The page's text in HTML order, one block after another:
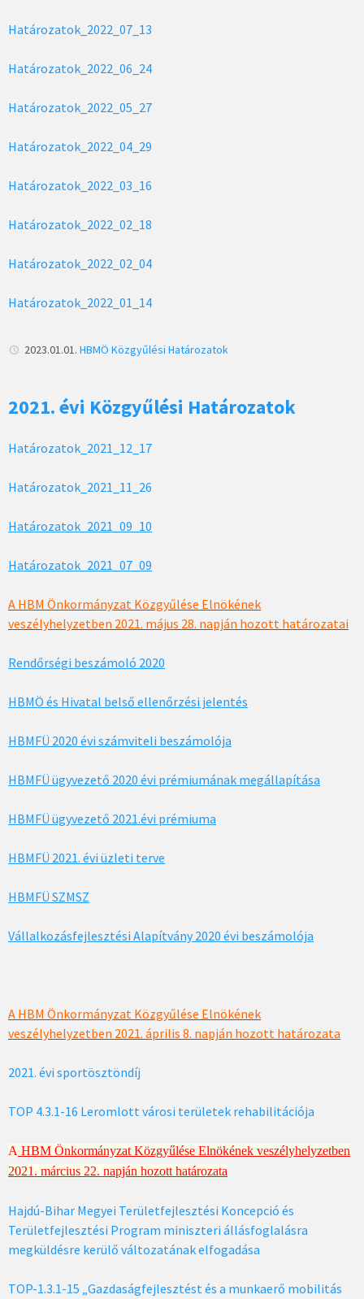
Határozatok_2022_07_13
Határozatok_2022_06_24
Határozatok_2022_05_27
Határozatok_2022_04_29
Határozatok_2022_03_16
Határozatok_2022_02_18
Határozatok_2022_02_04
Határozatok_2022_01_14
2023.01.01. HBMÖ Közgyűlési Határozatok
2021. évi Közgyűlési Határozatok
Határozatok_2021_12_17
Határozatok_2021_11_26
Határozatok_2021_09_10
Határozatok_2021_07_09
A HBM Önkormányzat Közgyűlése Elnökének
veszélyhelyzetben 2021. május 28. napján hozott határozatai
Rendőrségi beszámoló 2020
HBMÖ és Hivatal belső ellenőrzési jelentés
HBMFÜ 2020 évi számviteli beszámolója
HBMFÜ ügyvezető 2020 évi prémiumának megállapítása
HBMFÜ ügyvezető 2021.évi prémiuma
HBMFÜ 2021. évi üzleti terve
HBMFÜ SZMSZ
Vállalkozásfejlesztési Alapítvány 2020 évi beszámolója
A HBM Önkormányzat Közgyűlése Elnökének
veszélyhelyzetben 2021. április 8. napján hozott határozata
2021. évi sportösztöndíj
TOP 4.3.1-16 Leromlott városi területek rehabilitációja
A HBM Önkormányzat Közgyűlése Elnökének veszélyhelyzetben
2021. március 22. napján hozott határozata
Hajdú-Bihar Megyei Területfejlesztési Koncepció és
Területfejlesztési Program miniszteri állásfoglalásra
megküldésre kerülő változatának elfogadása
TOP-1.3.1-15 „Gazdaságfejlesztést és a munkaerő mobilitás